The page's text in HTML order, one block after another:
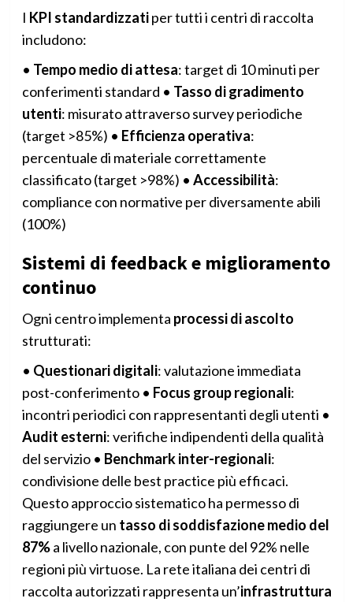
I KPI standardizzatiper tutti i centri di raccolta
includono:
• Tempo medio di attesa: target di 10 minuti per
conferimenti standard • Tasso di gradimento
utenti: misurato attraverso survey periodiche
(target >85%) • Efficienza operativa:
percentuale di materiale correttamente
classificato (target >98%) • Accessibilità:
compliance con normative per diversamente abili
(100%)
Sistemi di feedback e miglioramento
continuo
Ogni centro implementa processi di ascolto
strutturati:
• Questionari digitali: valutazione immediata
post-conferimento • Focus group regionali:
incontri periodici con rappresentanti degli utenti •
Audit esterni: verifiche indipendenti della qualità
del servizio • Benchmark inter-regionali:
condivisione delle best practice più efficaci.
Questo approccio sistematico ha permesso di
raggiungere un tasso di soddisfazione medio del
87%a livello nazionale, con punte del 92% nelle
regioni più virtuose. La rete italiana dei centri di
raccolta autorizzati rappresenta un’infrastruttura